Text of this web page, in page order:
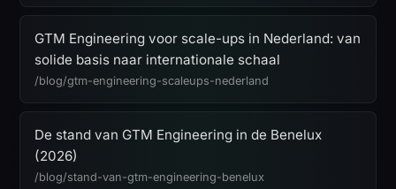
GTM Engineering voor scale-ups in Nederland: van
solide basis naar internationale schaal
/blog/gtm-engineering-scaleups-nederland
De stand van GTM Engineering in de Benelux
(2026)
/blog/stand-van-gtm-engineering-benelux